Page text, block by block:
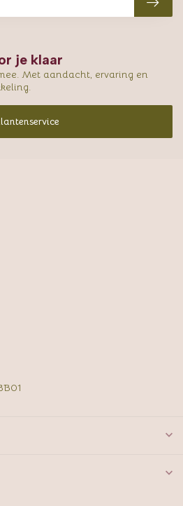
je klaar
Met aandacht, ervaring en